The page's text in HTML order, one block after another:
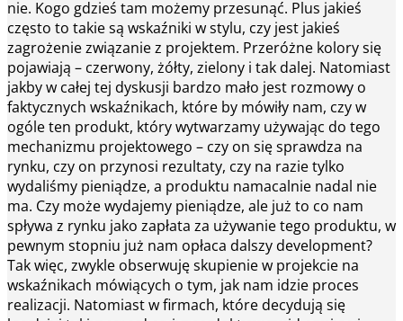
nie. Kogo gdzieś tam możemy przesunąć. Plus jakieś
często to takie są wskaźniki w stylu, czy jest jakieś
zagrożenie związanie z projektem. Przeróżne kolory się
pojawiają – czerwony, żółty, zielony i tak dalej. Natomiast
jakby w całej tej dyskusji bardzo mało jest rozmowy o
faktycznych wskaźnikach, które by mówiły nam, czy w
ogóle ten produkt, który wytwarzamy używając do tego
mechanizmu projektowego – czy on się sprawdza na
rynku, czy on przynosi rezultaty, czy na razie tylko
wydaliśmy pieniądze, a produktu namacalnie nadal nie
ma. Czy może wydajemy pieniądze, ale już to co nam
spływa z rynku jako zapłata za używanie tego produktu, w
pewnym stopniu już nam opłaca dalszy development?
Tak więc, zwykle obserwuję skupienie w projekcie na
wskaźnikach mówiących o tym, jak nam idzie proces
realizacji. Natomiast w firmach, które decydują się